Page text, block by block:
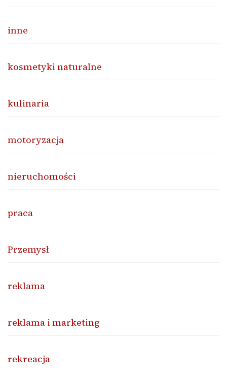
inne
kosmetyki naturalne
kulinaria
motoryzacja
nieruchomości
praca
Przemysł
reklama
reklama i marketing
rekreacja